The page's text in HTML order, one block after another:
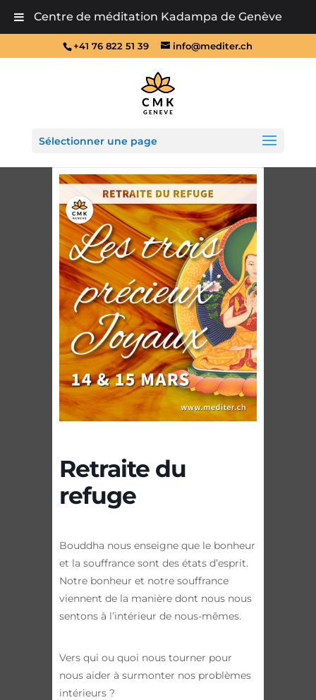
+41 76 822 51 39 info@mediter.ch
Sélectionner une page
Retraite du
refuge
Bouddha nous enseigne que le bonheur
et la souffrance sont des états d’esprit.
Notre bonheur et notre souffrance
viennent de la manière dont nous nous
sentons à l’intérieur de nous-mêmes.
Vers qui ou quoi nous tourner pour
nous aider à surmonter nos problèmes
intérieurs ?
Centre de méditation Kadampa de Genève